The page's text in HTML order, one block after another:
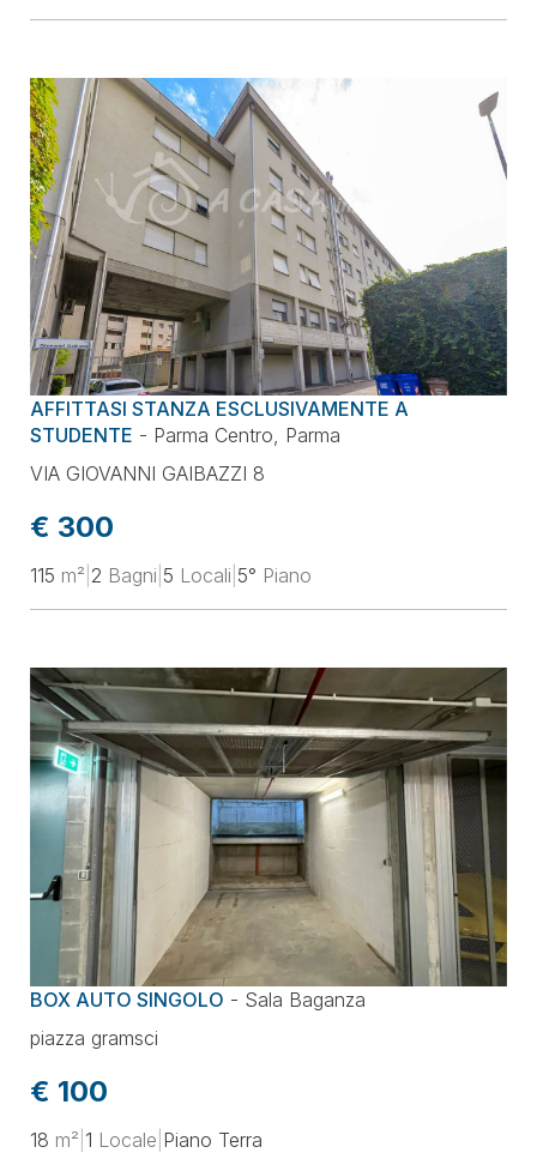
AFFITTASI STANZA ESCLUSIVAMENTE A
STUDENTE - Parma Centro, Parma
VIA GIOVANNI GAIBAZZI 8
€ 300
115 m² 2 Bagni 5 Locali 5° Piano
BOX AUTO SINGOLO - Sala Baganza
piazza gramsci
€ 100
18 m² 1 Locale Piano Terra